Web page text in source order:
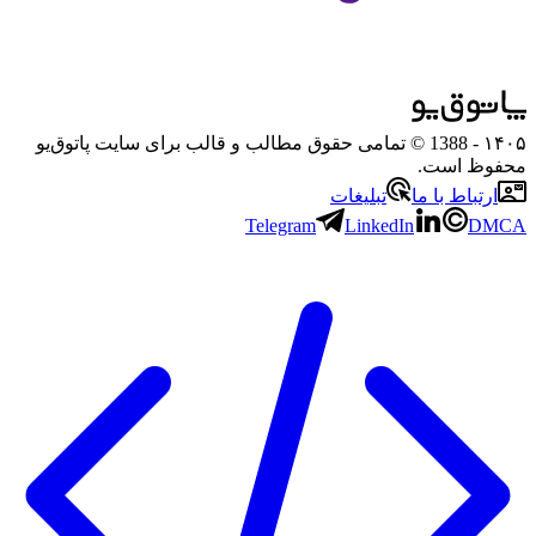
۱۴۰۵
- 1388 © تمامی حقوق مطالب و قالب برای سایت پاتوق‌یو
محفوظ است.
ارتباط با ما
تبلیغات
Telegram
LinkedIn DMCA